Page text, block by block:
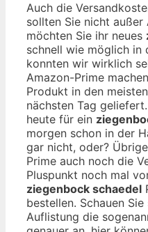
Auch die
sollten Sie nicht außer
möchten Sie ihr neues
schnell wie möglich in
konnten wir wirklich
Amazon-Prime
Produkt in den
nächsten Tag
heute für ein
morgen schon in der
gar nicht, oder?
Prime auch noch die
Pluspunkt noch mal
ziegenbock schaedel
bestellen. Schauen
Auflistung die